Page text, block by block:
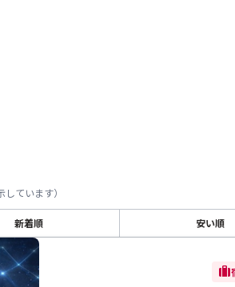
ています）
新着順 安い順
trip